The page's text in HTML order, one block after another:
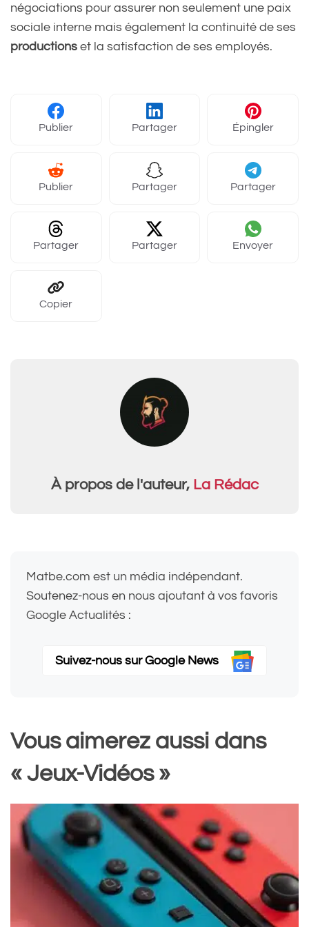
négociations pour assurer non seulement une paix
sociale interne mais également la continuité de ses
productions et la satisfaction de ses employés.
Publier Partager Épingler
Publier Partager Partager
Partager Partager Envoyer
Copier
À propos de l'auteur, La Rédac
Matbe.com est un média indépendant.
Soutenez-nous en nous ajoutant à vos favoris
Google Actualités :
Suivez-nous sur Google News
Vous aimerez aussi dans
« Jeux-Vidéos »